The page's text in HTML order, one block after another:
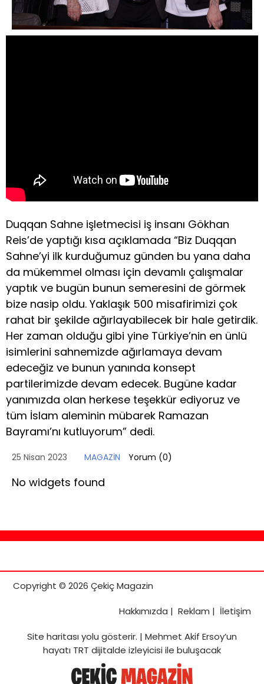
Duqqan Sahne işletmecisi iş insanı Gökhan
Reis’de yaptığı kısa açıklamada “Biz Duqqan
Sahne’yi ilk kurduğumuz günden bu yana daha
da mükemmel olması için devamlı çalışmalar
yaptık ve bugün bunun semeresini de görmek
bize nasip oldu. Yaklaşık 500 misafirimizi çok
rahat bir şekilde ağırlayabilecek bir hale getirdik.
Her zaman olduğu gibi yine Türkiye’nin en ünlü
isimlerini sahnemizde ağırlamaya devam
edeceğiz ve bunun yanında konsept
partilerimizde devam edecek. Bugüne kadar
yanımızda olan herkese teşekkür ediyoruz ve
tüm İslam aleminin mübarek Ramazan
Bayramı’nı kutluyorum” dedi.
25 Nisan 2023 MAGAZİN Yorum (0)
No widgets found
Copyright © 2026 Çekiç Magazin
Hakkımızda | Reklam | İletişim
Site haritasıyolu gösterir. | Mehmet Akif Ersoy’un
hayatı TRT dijitalde izleyicisi ile buluşacak